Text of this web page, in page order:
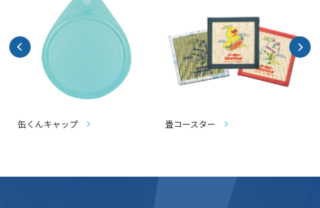
缶くんキャップ 畳コースター